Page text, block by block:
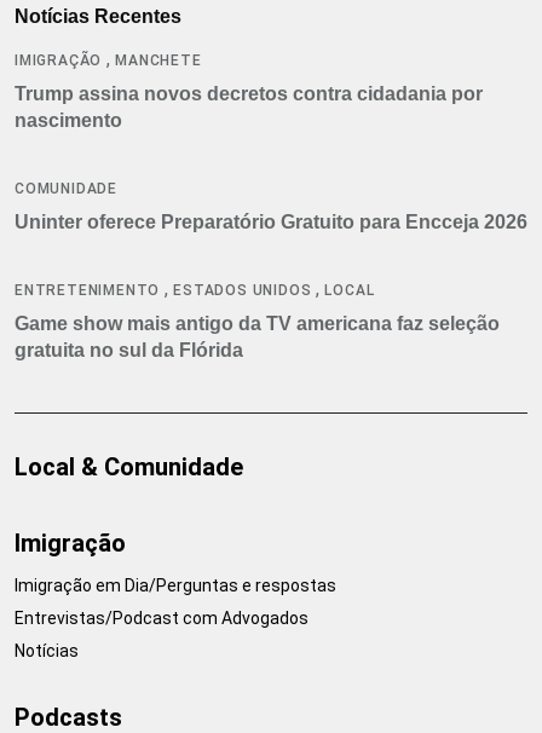
Notícias Recentes
IMIGRAÇÃO ,MANCHETE
Trump assina novos decretos contra cidadania por
nascimento
COMUNIDADE
Uninter oferece Preparatório Gratuito para Encceja 2026
ENTRETENIMENTO ,ESTADOS UNIDOS ,LOCAL
Game show mais antigo da TV americana faz seleção
gratuita no sul da Flórida
Local & Comunidade
Imigração
Imigração em Dia/Perguntas e respostas
Entrevistas/Podcast com Advogados
Notícias
Podcasts